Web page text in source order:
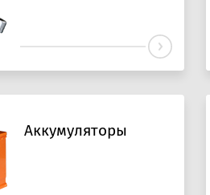
Аккумуляторы